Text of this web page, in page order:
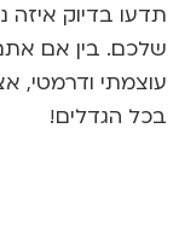
תדעו בדיוק איזה
שלכם. בין אם אתם
עוצמתי ודרמטי,
בכל הגדלים!